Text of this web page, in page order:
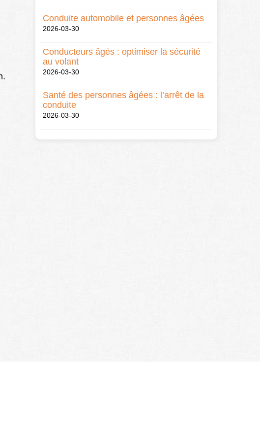
Conduite automobile et personnes âgées
2026-03-30
Conducteurs âgés : optimiser la sécurité
au volant
2026-03-30
Santé des personnes âgées : l’arrêt de la
conduite
2026-03-30